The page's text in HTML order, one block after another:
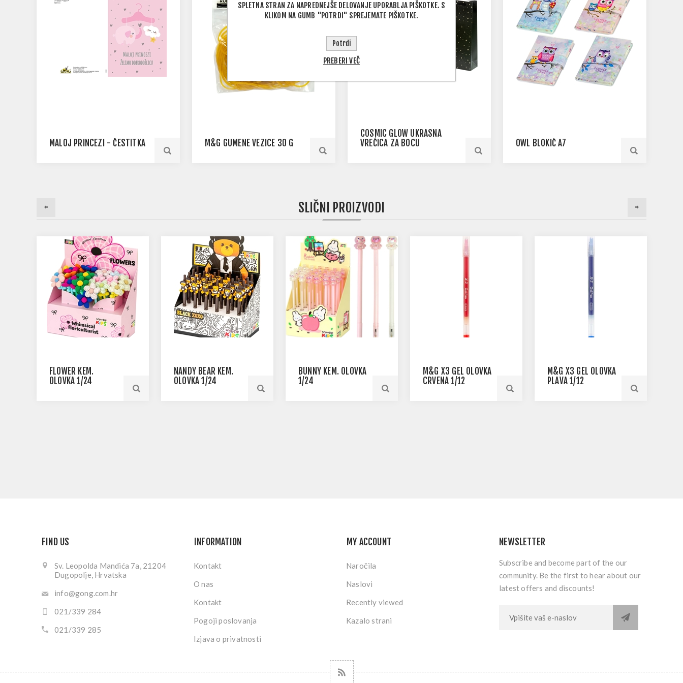
MALOJ PRINCEZI - ČESTITKA M&G GUMENE VEZICE 30 G
COSMIC GLOW UKRASNA
VREĆICA ZA BOCU
OWL BLOKIĆ A7
SLIČNI PROIZVODI
FLOWER KEM.
OLOVKA 1/24
NANDY BEAR KEM.
OLOVKA 1/24
BUNNY KEM. OLOVKA
1/24
M&G X3 GEL OLOVKA
CRVENA 1/12
M&G X3 GEL OLOVKA
PLAVA 1/12
FIND US
Sv. Leopolda Mandića 7a, 21204
Dugopolje, Hrvatska
info@gong.com.hr
021/339 284
021/339 285
INFORMATION
Kontakt
O nas
Kontakt
Pogoji poslovanja
Izjava o privatnosti
MY ACCOUNT
Naročila
Naslovi
Recently viewed
Kazalo strani
NEWSLETTER
Subscribe and become part of the our
community. Be the first to hear about our
latest offers and discounts!
SPLETNA STRAN ZA NAPREDNEJŠE DELOVANJE UPORABLJA PIŠKOTKE. S
KLIKOM NA GUMB "POTRDI" SPREJEMATE PIŠKOTKE.
Potrdi
PREBERI VEČ